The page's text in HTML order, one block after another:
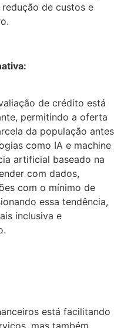
de custos e
de crédito está
permitindo a oferta
da população antes
como IA e machine
artificial baseado na
com dados,
com o mínimo de
essa tendência,
inclusiva e
está facilitando
mas também